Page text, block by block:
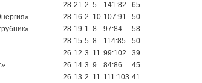
28 21 2 5 141:82
65
28 16 2 10 107:91
50
28 19 1 8 97:84
58
28 15 5 8 114:85
50
26 12 3 11 99:102
39
26 14 3 9 84:86
45
26 13 2 11 111:103 41